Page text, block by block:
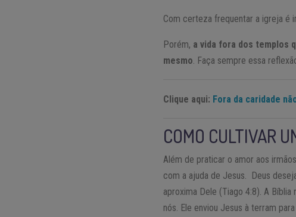
Com certeza frequentar a igreja é
Porém, a vida fora dos templos
mesmo. Faça sempre essa
Clique aqui: Fora da caridade
COMO CULTIVAR
Além de praticar o amor aos
com a ajuda de Jesus. Deus
aproxima Dele (Tiago 4:8). A
nós. Ele enviou Jesus à terram